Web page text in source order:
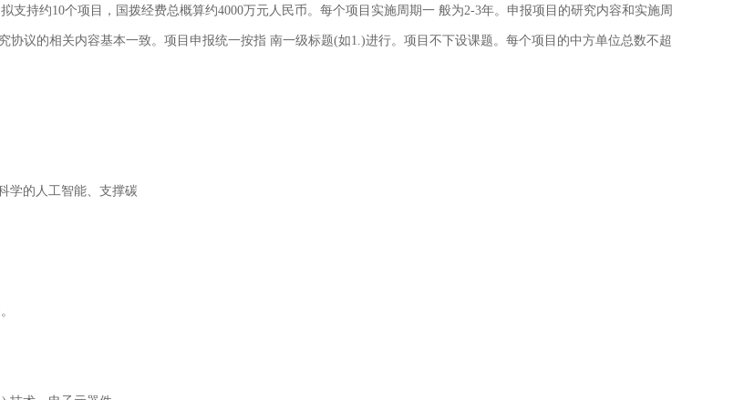
支持约10个项目，国拨经费总概算约4000万元人民币。每个项目实施周期一 般为2-3年。申报项目的研究内容和实施周
协议的相关内容基本一致。项目申报统一按指 南一级标题(如1.)进行。项目不下设课题。每个项目的中方单位总数不超
学的人工智能、支撑碳